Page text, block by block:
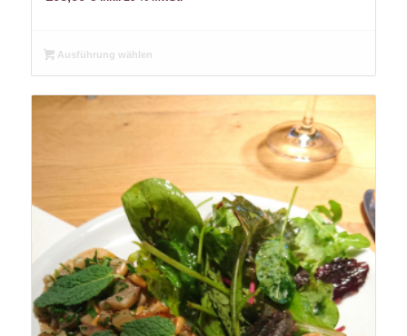
Ausführung wählen